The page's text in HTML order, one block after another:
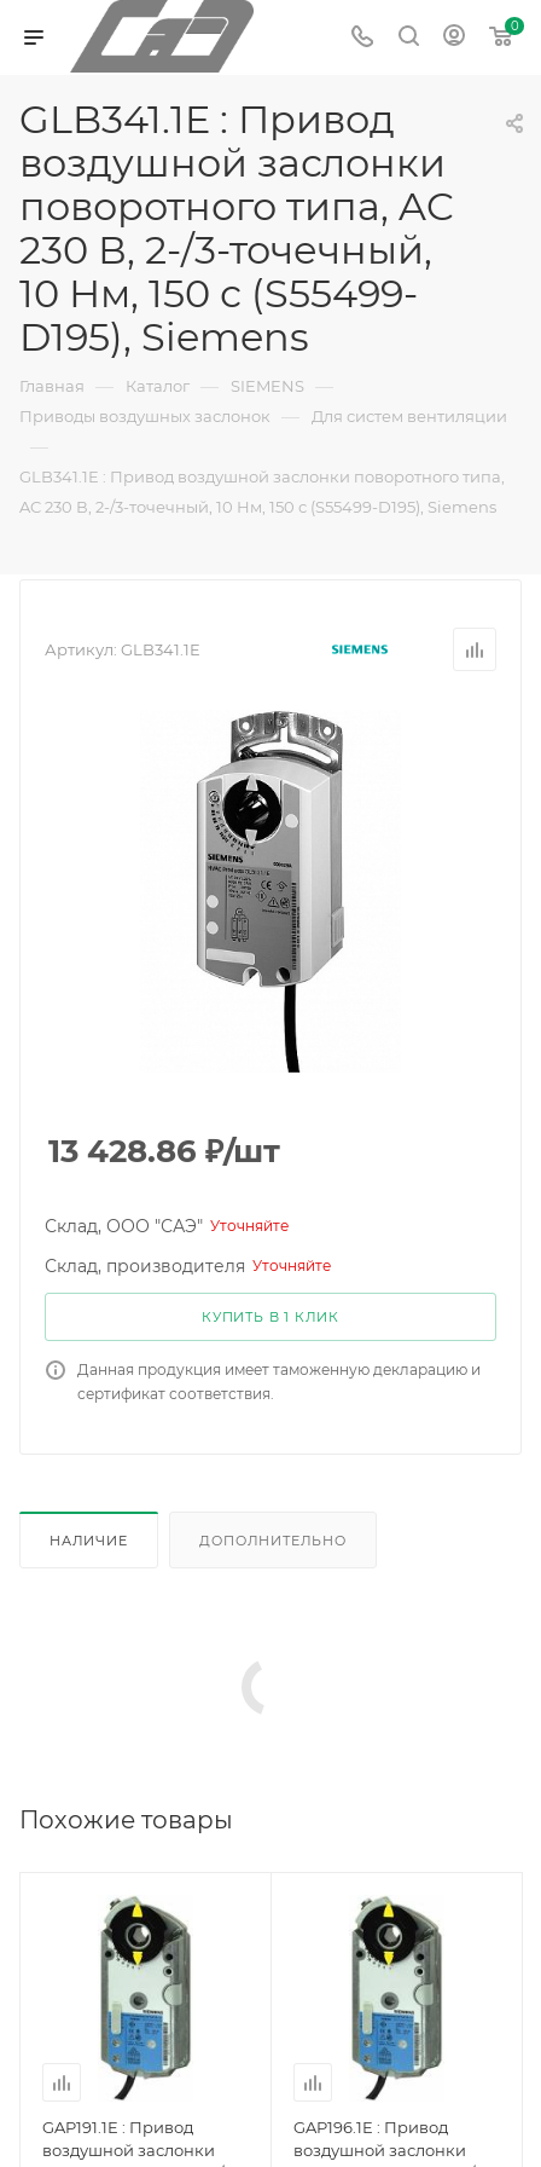
0
GLB341.1E : Привод
воздушной заслонки
поворотного типа, AC
230 В, 2-/3-точечный,
10 Нм, 150 с (S55499-
D195), Siemens
Главная — Каталог — SIEMENS —
Приводы воздушных заслонок — Для систем вентиляции
—
GLB341.1E : Привод воздушной заслонки поворотного типа,
AC 230 В, 2-/3-точечный, 10 Нм, 150 с (S55499-D195), Siemens
Артикул: GLB341.1E
13 428.86 ₽/шт
Склад, ООО "САЭ" Уточняйте
Склад, производителя Уточняйте
КУПИТЬ В 1 КЛИК
Данная продукция имеет таможенную декларацию и
сертификат соответствия.
НАЛИЧИЕ ДОПОЛНИТЕЛЬНО
Похожие товары
GAP191.1E : Привод
воздушной заслонки
GAP196.1E : Привод
воздушной заслонки